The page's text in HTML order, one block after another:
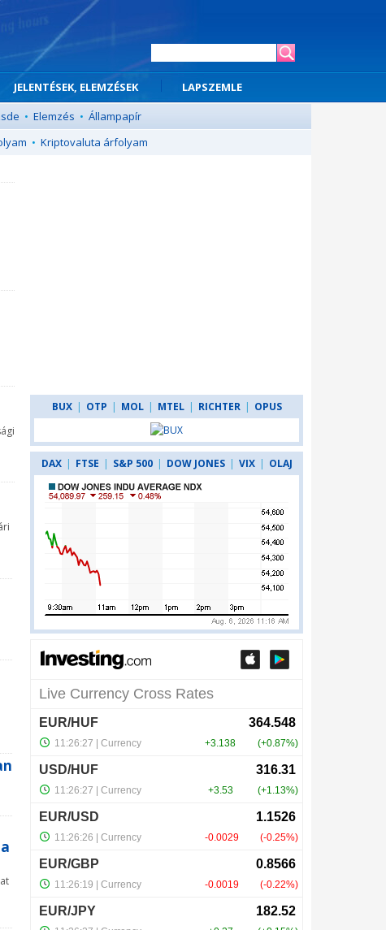
JELENTÉSEK, ELEMZÉSEK
LAPSZEMLE
• Elemzés • Állampapír
• Kriptovaluta árfolyam
BUX | OTP | MOL | MTEL | RICHTER | OPUS
DAX | FTSE | S&P 500 | DOW JONES | VIX | OLAJ